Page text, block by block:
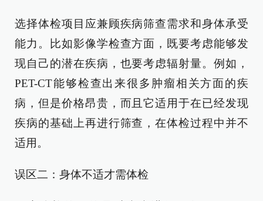
选择体检项目应兼顾疾病筛查需求和身体承受
能力。比如影像学检查方面，既要考虑能够发
现自己的潜在疾病，也要考虑辐射量。例如，
PET-CT能够检查出来很多肿瘤相关方面的疾
病，但是价格昂贵，而且它适用于在已经发现
疾病的基础上再进行筛查，在体检过程中并不
适用。
误区二：身体不适才需体检